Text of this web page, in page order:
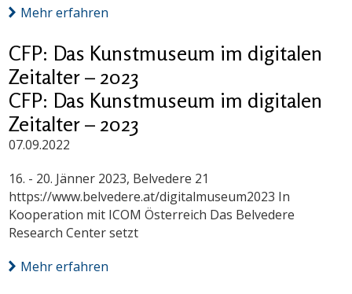
Mehr erfahren
CFP: Das Kunstmuseum im digitalen
Zeitalter – 2023
CFP: Das Kunstmuseum im digitalen
Zeitalter – 2023
07.09.2022
16. - 20. Jänner 2023, Belvedere 21
https://www.belvedere.at/digitalmuseum2023 In
Kooperation mit ICOM Österreich Das Belvedere
Research Center setzt
Mehr erfahren